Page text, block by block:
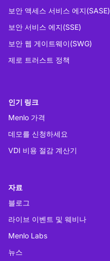
보안 액세스 서비스 에지(SASE)
보안 서비스 에지(SSE)
보안 웹 게이트웨이(SWG)
제로 트러스트 정책
인기 링크
Menlo 가격
데모를 신청하세요
VDI 비용 절감 계산기
자료
블로그
라이브 이벤트 및 웨비나
Menlo Labs
뉴스